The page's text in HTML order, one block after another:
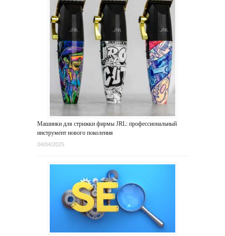
Машинки для стрижки фирмы JRL: профессиональный
инструмент нового поколения
04/04/2025